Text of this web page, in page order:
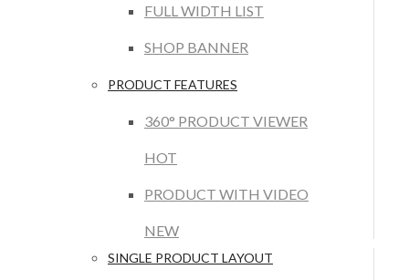
FULL WIDTH LIST
SHOP BANNER
PRODUCT FEATURES
360° PRODUCT VIEWER
HOT
PRODUCT WITH VIDEO
NEW
SINGLE PRODUCT LAYOUT